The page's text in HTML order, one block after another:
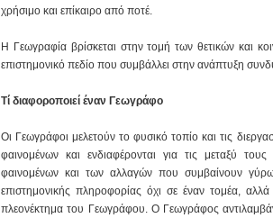
χρήσιμο και επίκαιρο από ποτέ.
Η Γεωγραφία βρίσκεται στην τομή των θετικών και
επιστημονικό πεδίο που συμβάλλει στην ανάπτυξη
Τί διαφοροποιεί έναν Γεωγράφο
Οι Γεωγράφοι μελετούν το φυσικό τοπίο και τις
φαινομένων και ενδιαφέρονται για τις μεταξύ
φαινομένων και των αλλαγών που συμβαίνουν
επιστημονικής πληροφορίας όχι σε έναν τομέα, αλλά
πλεονέκτημα του Γεωγράφου. Ο Γεωγράφος